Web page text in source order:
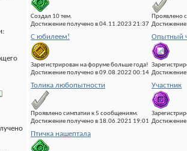
Создал 10 тем.
Достижение получено в 04.11.2023 21:37
Проявлено
С юбилеем!
Зарегистрирован на форуме больше года!
Достижение получено в 09.08.2022 00:14
Опытный
Толика любопытности
Проявлено симпатии к 5 сообщениям.
Достижение получено в 18.06.2021 19:01
Участник
Птичка нашептала